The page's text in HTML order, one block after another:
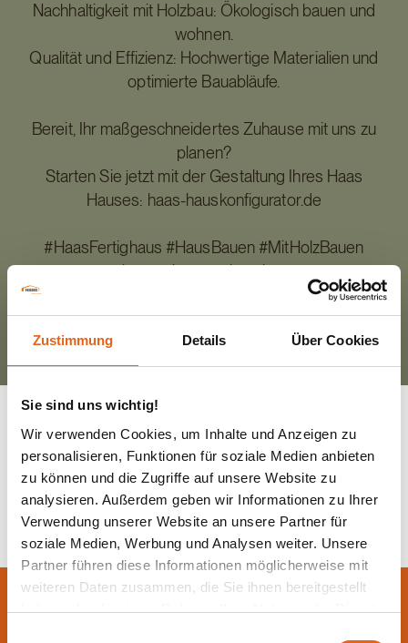
Zustimmung Details Über Cookies
Sie sind uns wichtig!
Wir verwenden Cookies, um Inhalte und Anzeigen zu
personalisieren, Funktionen für soziale Medien anbieten
zu können und die Zugriffe auf unsere Website zu
analysieren. Außerdem geben wir Informationen zu Ihrer
Verwendung unserer Website an unsere Partner für
soziale Medien, Werbung und Analysen weiter. Unsere
Partner führen diese Informationen möglicherweise mit
weiteren Daten zusammen, die Sie ihnen bereitgestellt
haben oder die sie im Rahmen Ihrer Nutzung der Dienste
Nachhaltigkeit mit Holzbau: Ökologisch bauen und
wohnen.
Qualität und Effizienz: Hochwertige Materialien und
optimierte Bauabläufe.
Bereit, Ihr maßgeschneidertes Zuhause mit uns zu
planen?
Starten Sie jetzt mit der Gestaltung Ihres Haas
Hauses: haas-hauskonfigurator.de
#HaasFertighaus #HausBauen #MitHolzBauen
#besserbauen #haashaus
Zurück zur Übersicht
Lassen Sie sich jetzt